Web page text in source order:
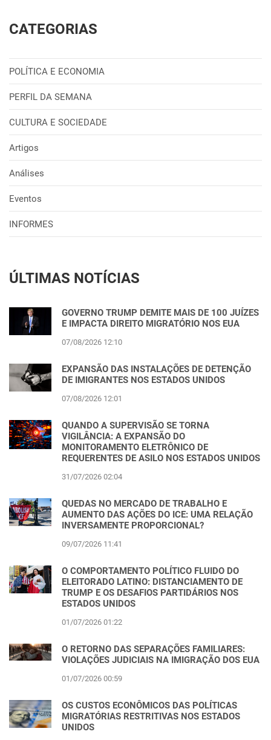
CATEGORIAS
POLÍTICA E ECONOMIA
PERFIL DA SEMANA
CULTURA E SOCIEDADE
Artigos
Análises
Eventos
INFORMES
ÚLTIMAS NOTÍCIAS
GOVERNO TRUMP DEMITE MAIS DE 100 JUÍZES
E IMPACTA DIREITO MIGRATÓRIO NOS EUA
07/08/2026 12:10
EXPANSÃO DAS INSTALAÇÕES DE DETENÇÃO
DE IMIGRANTES NOS ESTADOS UNIDOS
07/08/2026 12:01
QUANDO A SUPERVISÃO SE TORNA
VIGILÂNCIA: A EXPANSÃO DO
MONITORAMENTO ELETRÔNICO DE
REQUERENTES DE ASILO NOS ESTADOS UNIDOS
31/07/2026 02:04
QUEDAS NO MERCADO DE TRABALHO E
AUMENTO DAS AÇÕES DO ICE: UMA RELAÇÃO
INVERSAMENTE PROPORCIONAL?
09/07/2026 11:41
O COMPORTAMENTO POLÍTICO FLUIDO DO
ELEITORADO LATINO: DISTANCIAMENTO DE
TRUMP E OS DESAFIOS PARTIDÁRIOS NOS
ESTADOS UNIDOS
01/07/2026 01:22
O RETORNO DAS SEPARAÇÕES FAMILIARES:
VIOLAÇÕES JUDICIAIS NA IMIGRAÇÃO DOS EUA
01/07/2026 00:59
OS CUSTOS ECONÔMICOS DAS POLÍTICAS
MIGRATÓRIAS RESTRITIVAS NOS ESTADOS
UNIDOS